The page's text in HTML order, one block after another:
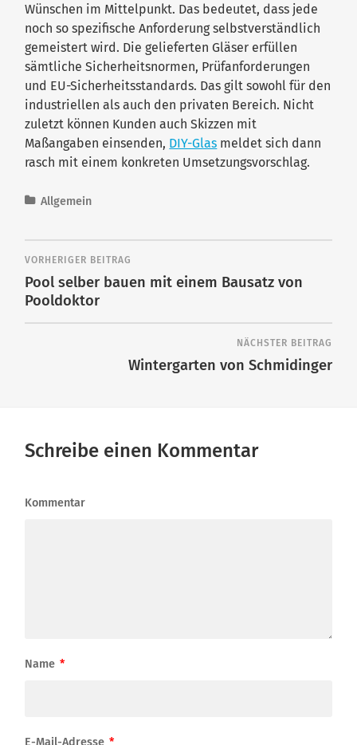
Wünschen im Mittelpunkt. Das bedeutet, dass jede
noch so spezifische Anforderung selbstverständlich
gemeistert wird. Die gelieferten Gläser erfüllen
sämtliche Sicherheitsnormen, Prüfanforderungen
und EU-Sicherheitsstandards. Das gilt sowohl für den
industriellen als auch den privaten Bereich. Nicht
zuletzt können Kunden auch Skizzen mit
Maßangaben einsenden, DIY-Glas meldet sich dann
rasch mit einem konkreten Umsetzungsvorschlag.
Allgemein
VORHERIGER BEITRAG
Pool selber bauen mit einem Bausatz von
Pooldoktor
NÄCHSTER BEITRAG
Wintergarten von Schmidinger
Schreibe einen Kommentar
Kommentar
Name *
E-Mail-Adresse *